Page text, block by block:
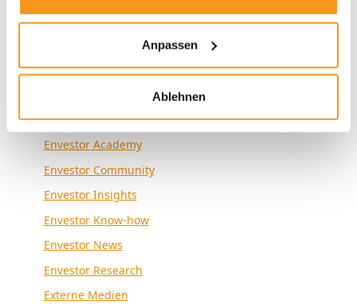
Anpassen
Ablehnen
Allgemein
Envestor Academy
Envestor Community
Envestor Insights
Envestor Know-how
Envestor News
Envestor Research
Externe Medien